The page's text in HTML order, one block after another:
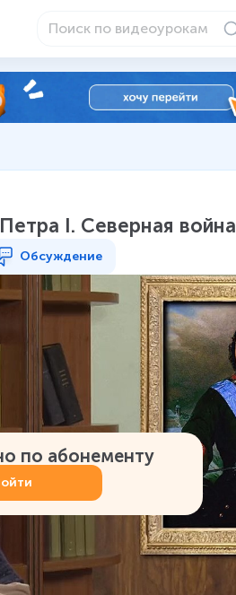
I. Северная война
Обсуждение
по абонементу